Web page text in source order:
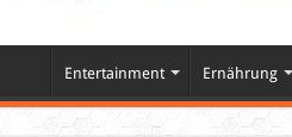
Entertainment Ernährung